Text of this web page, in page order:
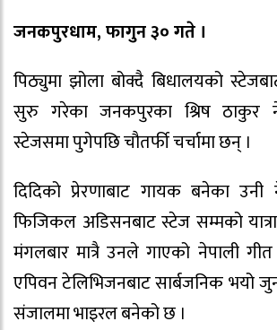
जनकपुरधाम, फागुन ३० गते ।
पिठ्युमा झोला बोक्दै बिधालयको
सुरु गरेका जनकपुरका श्रिष ठाकुर
स्टेजसमा पुगेपछि चौतर्फी चर्चामा छन् ।
दिदिको प्रेरणाबाट गायक बनेका
फिजिकल अडिसनबाट स्टेज सम्मको
मंगलबार मात्रै उनले गाएको नेपाली
एपिवन टेलिभिजनबाट सार्बजनिक भयो
संजालमा भाइरल बनेको छ ।